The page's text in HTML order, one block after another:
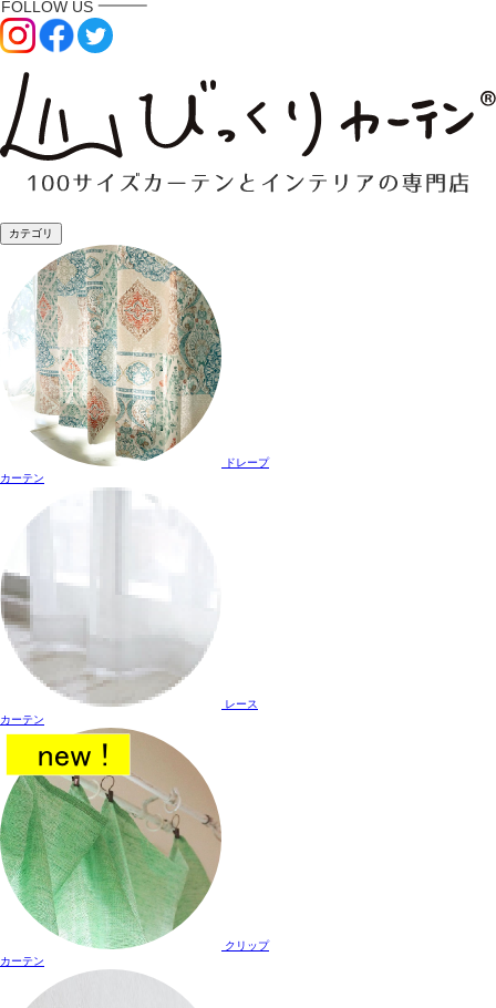
カテゴリ
ドレープ
カーテン
レース
カーテン
クリップ
カーテン